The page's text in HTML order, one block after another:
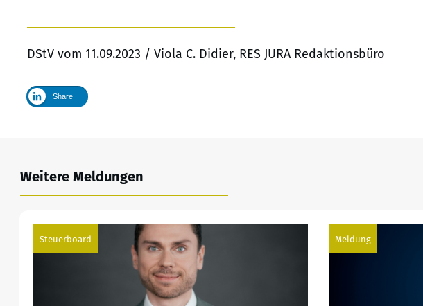
DStV vom 11.09.2023 / Viola C. Didier, RES JURA Redaktionsbüro
Share
Weitere Meldungen
Steuerboard Meldung